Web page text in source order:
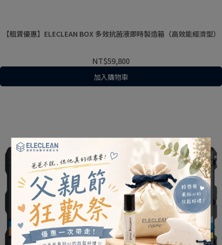
【租賃優惠】ELECLEAN BOX 多效抗菌液即時製造箱（高效能經濟型）
NT$59,800
加入購物車